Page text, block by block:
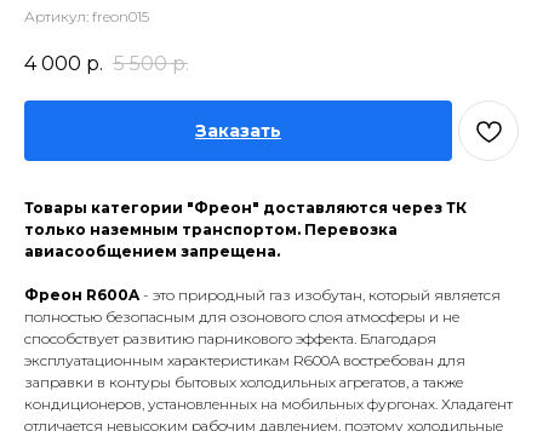
Артикул: freon015
4 000 р. 5 500 р.
Заказать
Товары категории "Фреон" доставляются через ТК
только наземным транспортом. Перевозка
авиасообщением запрещена.
Фреон R600A- это природный газ изобутан, который является
полностью безопасным для озонового слоя атмосферы и не
способствует развитию парникового эффекта. Благодаря
эксплуатационным характеристикам R600A востребован для
заправки в контуры бытовых холодильных агрегатов, а также
кондиционеров, установленных на мобильных фургонах. Хладагент
отличается невысоким рабочим давлением, поэтому холодильные